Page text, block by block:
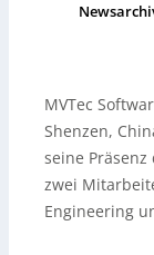
MVTec
Shenzen,
seine
zwei
Engineering